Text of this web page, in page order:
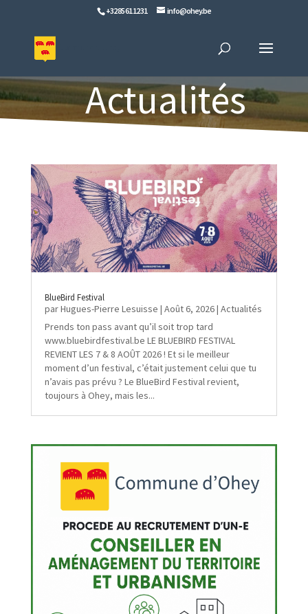
+32 85 61 12 31 info@ohey.be
Actualités
BlueBird Festival
parHugues-Pierre Lesuisse | Août 6, 2026| Actualités
Prends ton pass avant qu’il soit trop tard
www.bluebirdfestival.be LE BLUEBIRD FESTIVAL
REVIENT LES 7 & 8 AOÛT 2026 ! Et si le meilleur
moment d’un festival, c’était justement celui que tu
n’avais pas prévu ? Le BlueBird Festival revient,
toujours à Ohey, mais les...